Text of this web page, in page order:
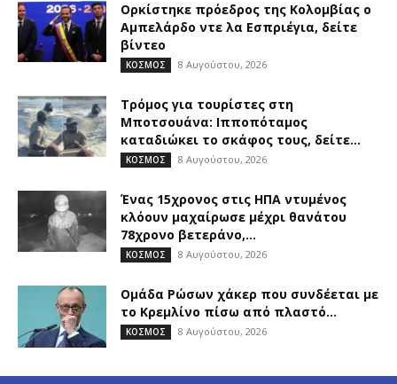
Ορκίστηκε πρόεδρος της Κολομβίας ο
Αμπελάρδο ντε λα Εσπριέγια, δείτε
βίντεο
ΚΟΣΜΟΣ 8 Αυγούστου, 2026
Τρόμος για τουρίστες στη
Μποτσουάνα: Ιπποπόταμος
καταδιώκει το σκάφος τους, δείτε...
ΚΟΣΜΟΣ 8 Αυγούστου, 2026
Ένας 15χρονος στις ΗΠΑ ντυμένος
κλόουν μαχαίρωσε μέχρι θανάτου
78χρονο βετεράνο,...
ΚΟΣΜΟΣ 8 Αυγούστου, 2026
Ομάδα Ρώσων χάκερ που συνδέεται με
το Κρεμλίνο πίσω από πλαστό...
ΚΟΣΜΟΣ 8 Αυγούστου, 2026